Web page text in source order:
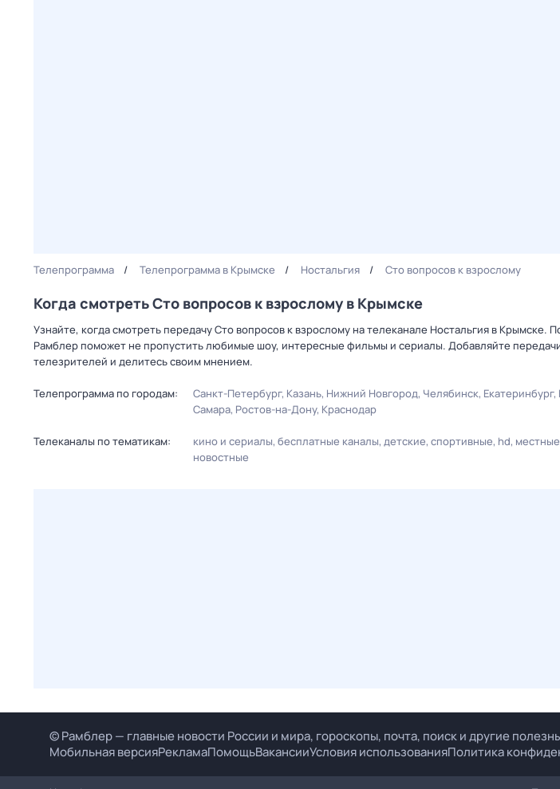
Телепрограмма Телепрограмма в Крымске Ностальгия Сто вопросов к взрослому
Когда смотреть Сто вопросов к взрослому в Крымске
Узнайте, когда смотреть передачу Сто вопросов к взрослому на телеканале Ностальгия в Крымске.
Рамблер поможет не пропустить любимые шоу, интересные фильмы и сериалы. Добавляйте
телезрителей и делитесь своим мнением.
Телепрограмма по городам: Санкт-Петербург Казань Нижний Новгород Челябинск Екатеринбург
Самара Ростов-на-Дону Краснодар
Телеканалы по тематикам: кино и сериалы бесплатные каналы детские спортивные hd
новостные
© Рамблер — главные новости России и мира, гороскопы, почта, поиск и другие
Мобильная версияРекламаПомощьВакансииУсловия использованияПолитика